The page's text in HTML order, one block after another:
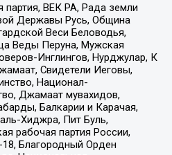
партия, ВЕК РА, Рада земли
Державы Русь, Община
Веси Беловодья,
Веды Перуна, Мужская
Инглингов, Нурджулар, К
Свидетели Иеговы,
Национал-
Джамаат мувахидов,
Балкарии и Карачая,
Хиджра, Пит Буль,
рабочая партия России,
Благородный Орден